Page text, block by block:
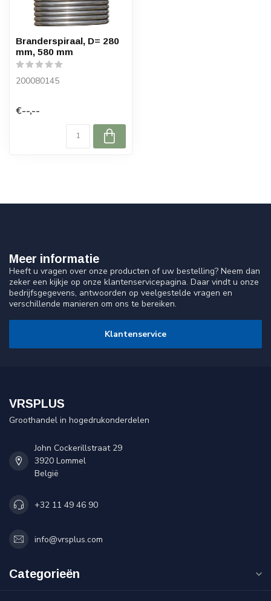
Branderspiraal, D= 280
mm, 580 mm
200080145
€--,--
Meer informatie
Heeft u vragen over onze producten of uw bestelling? Neem dan
zeker een kijkje op onze klantenservicepagina. Daar vindt u onze
bedrijfsgegevens, antwoorden op veelgestelde vragen en
verschillende manieren om ons te bereiken.
Klantenservice
VRSPLUS
Groothandel in hogedrukonderdelen
John Cockerillstraat 29
3920 Lommel
België
+32 11 49 46 90
info@vrsplus.com
Categorieën